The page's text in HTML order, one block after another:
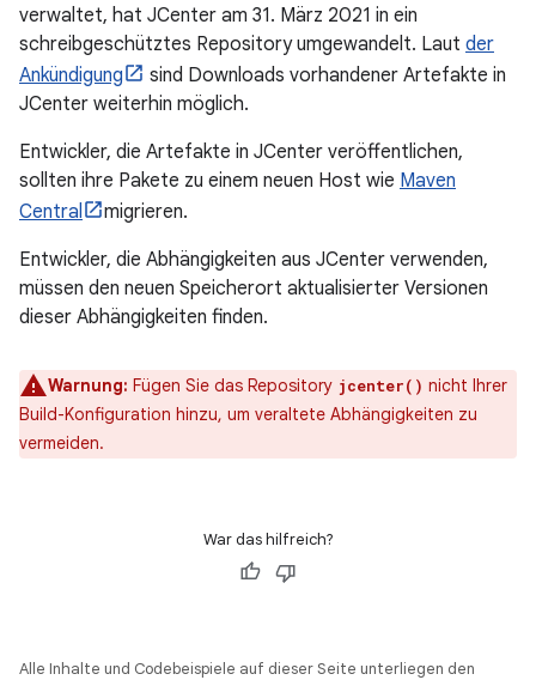
verwaltet, hat JCenter am 31. März 2021 in ein
schreibgeschütztes Repository umgewandelt. Laut der
Ankündigung
sind Downloads vorhandener Artefakte in
JCenter weiterhin möglich.
Entwickler, die Artefakte in JCenter veröffentlichen,
sollten ihre Pakete zu einem neuen Host wie Maven
Central
migrieren.
Entwickler, die Abhängigkeiten aus JCenter verwenden,
müssen den neuen Speicherort aktualisierter Versionen
dieser Abhängigkeiten finden.
Warnung: Fügen Sie das Repository jcenter() nicht Ihrer
Build-Konfiguration hinzu, um veraltete Abhängigkeiten zu
vermeiden.
War das hilfreich?
Alle Inhalte und Codebeispiele auf dieser Seite unterliegen den